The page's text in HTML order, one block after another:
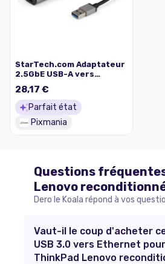
StarTech.com Adaptateur
2.5GbE USB-A vers
Ethernet - NBASE-T NIC -
Réseau Gigabit USB 3.0
Type A 2.5/1GbE Multi
Speed - USB 3.1 pour PC
vers RJ45 - Lenovo X1
28,17 €
Parfait état
Pixmania
Questions
Lenovo
Dero le Koala répond à vos
Vaut-il le coup d'acheter
USB 3.0 vers Ethernet
ThinkPad Lenovo